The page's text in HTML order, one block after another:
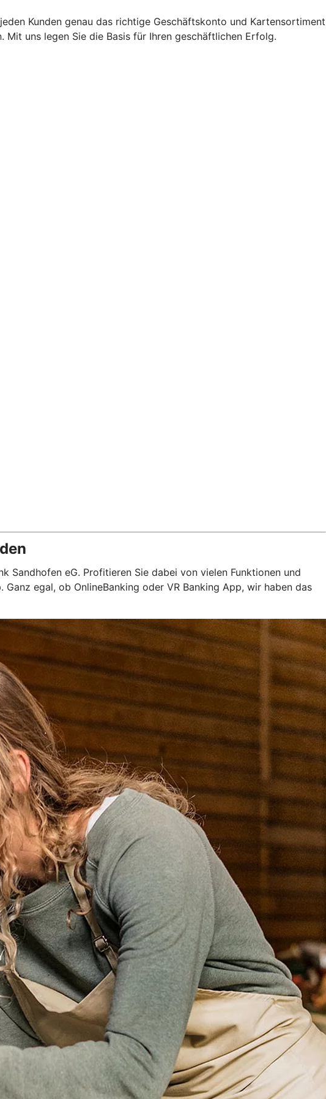
Kunden genau das richtige Geschäftskonto und Kartensortiment
Mit uns legen Sie die Basis für Ihren geschäftlichen Erfolg.
Sandhofen eG. Profitieren Sie dabei von vielen Funktionen und
egal, ob OnlineBanking oder VR Banking App, wir haben das